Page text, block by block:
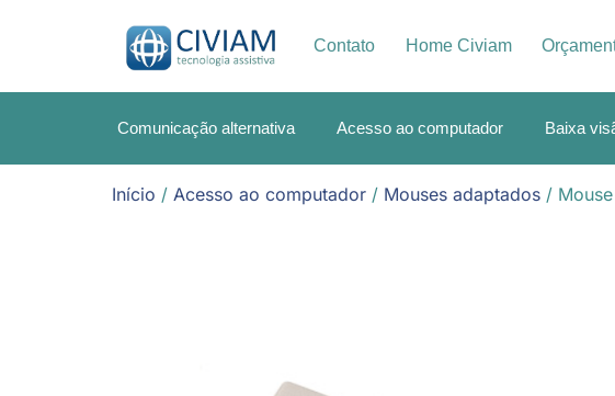
Contato Home Civiam
Comunicação alternativa Acesso ao computador Baixa
Início / Acesso ao computador / Mouses adaptados /